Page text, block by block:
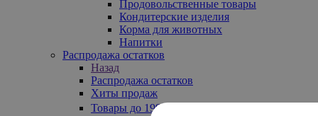
Продовольственные товары
Кондитерские изделия
Корма для животных
Напитки
Распродажа остатков
Назад
Распродажа остатков
Хиты продаж
Товары до 199₽